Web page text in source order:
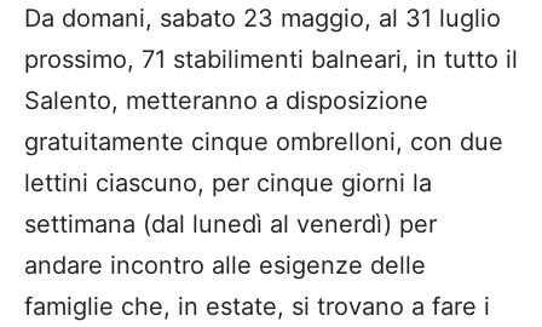
Da domani, sabato 23 maggio, al 31 luglio
prossimo, 71 stabilimenti balneari, in tutto il
Salento, metteranno a disposizione
gratuitamente cinque ombrelloni, con due
lettini ciascuno, per cinque giorni la
settimana (dal lunedì al venerdì) per
andare incontro alle esigenze delle
famiglie che, in estate, si trovano a fare i